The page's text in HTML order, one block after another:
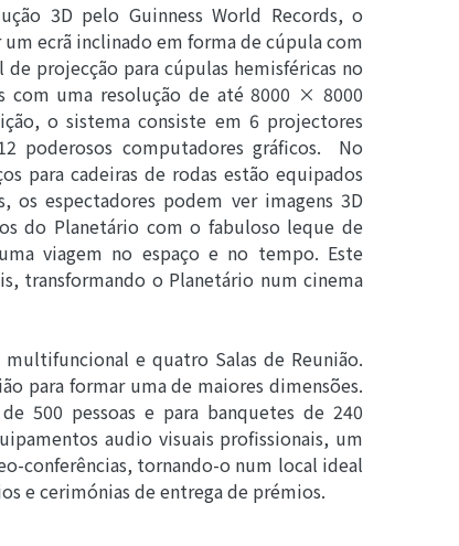
3D pelo Guinness World Records, o
ecrã inclinado em forma de cúpula com
projecção para cúpulas hemisféricas no
com uma resolução de até 8000 × 8000
o sistema consiste em 6 projectores
poderosos computadores gráficos. No
para cadeiras de rodas estão equipados
os espectadores podem ver imagens 3D
do Planetário com o fabuloso leque de
viagem no espaço e no tempo. Este
transformando o Planetário num cinema
e quatro Salas de Reunião.
para formar uma de maiores dimensões.
500 pessoas e para banquetes de 240
audio visuais profissionais, um
conferências, tornando-o num local ideal
e cerimónias de entrega de prémios.